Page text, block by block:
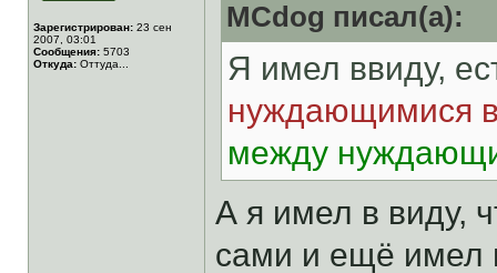
Зарегистрирован: 23 сен
2007, 03:01
Сообщения: 5703
Откуда: Оттуда...
MCdog писал(а):
Я имел ввиду,
нуждающимися
между
А я имел в виду,
сами и ещё